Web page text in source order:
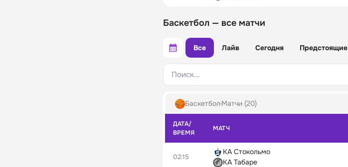
Баскетбол — все матчи
Все Лайв Сегодня Предстоящие
Поиск...
Баскетбол Матчи (20)
ДАТА/
ВРЕМЯ
МАТЧ
02:15
КА Стокольмо
КА Табаре